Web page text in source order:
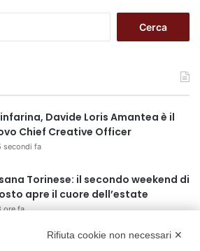
c
p
e
Davide Loris Amantea è il
Chief Creative Officer
secondi fa
Torinese: il secondo weekend di
apre il cuore dell’estate
ore fa
Il Piemonte avvia le procedure
Rifiuta cookie non necessari ✕